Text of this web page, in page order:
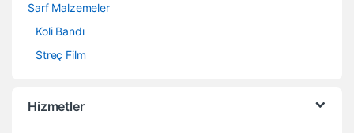
Sarf Malzemeler
Koli Bandı
Streç Film
Hizmetler